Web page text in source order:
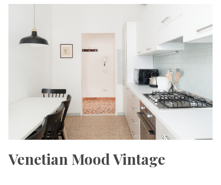
Venetian Mood Vintage